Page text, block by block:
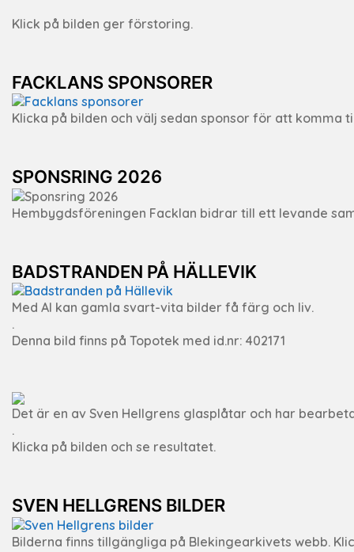
Klick på bilden ger förstoring.
FACKLANS SPONSORER
Klicka på bilden och välj sedan sponsor för att komma
SPONSRING 2026
Hembygdsföreningen Facklan bidrar till ett levande
BADSTRANDEN PÅ HÄLLEVIK
Med AI kan gamla svart-vita bilder få färg och liv.
.
Denna bild finns på Topotek med id.nr: 402171
Det är en av Sven Hellgrens glasplåtar och har
.
Klicka på bilden och se resultatet.
SVEN HELLGRENS BILDER
Bilderna finns tillgängliga på Blekingearkivets webb.